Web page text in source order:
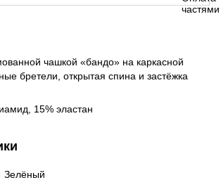
чашкой «бандо» на каркасной
бретели, открытая спина и застёжка
15% эластан
Зелёный